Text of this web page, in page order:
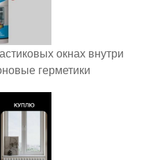
окнах внутри
герметики